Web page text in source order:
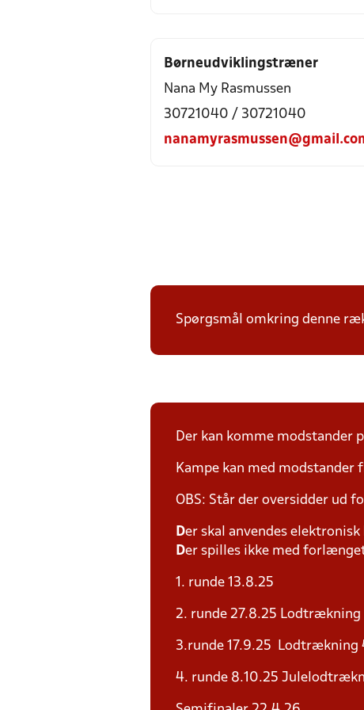
Børneudviklingstræner
Nana My Rasmussen
30721040 / 30721040
Spørgsmål omkring denne
Der kan komme modstander
Kampe kan med
OBS: Står der oversidder ud
Der skal anvendes
Der spilles ikke med
1. runde 13.8.25
2. runde 27.8.25 Lodtrækning
3.runde 17.9.25 Lodtrækning
4. runde 8.10.25